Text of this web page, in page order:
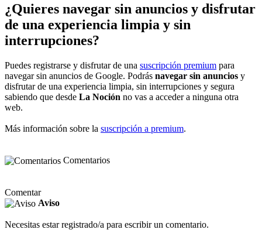
¿Quieres navegar sin anuncios y disfrutar
de una experiencia limpia y sin
interrupciones?
Puedes registrarse y disfrutar de una suscripción premium para
navegar sin anuncios de Google. Podrás navegar sin anuncios y
disfrutar de una experiencia limpia, sin interrupciones y segura
sabiendo que desde La Noción no vas a acceder a ninguna otra
web.
Más información sobre la suscripción a premium.
Comentarios
Comentar
Aviso
Necesitas estar registrado/a para escribir un comentario.